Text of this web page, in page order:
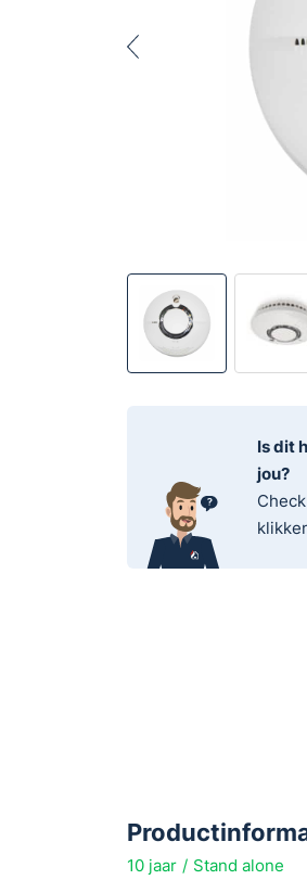
Is dit
jou?
10 jaar Stand alone